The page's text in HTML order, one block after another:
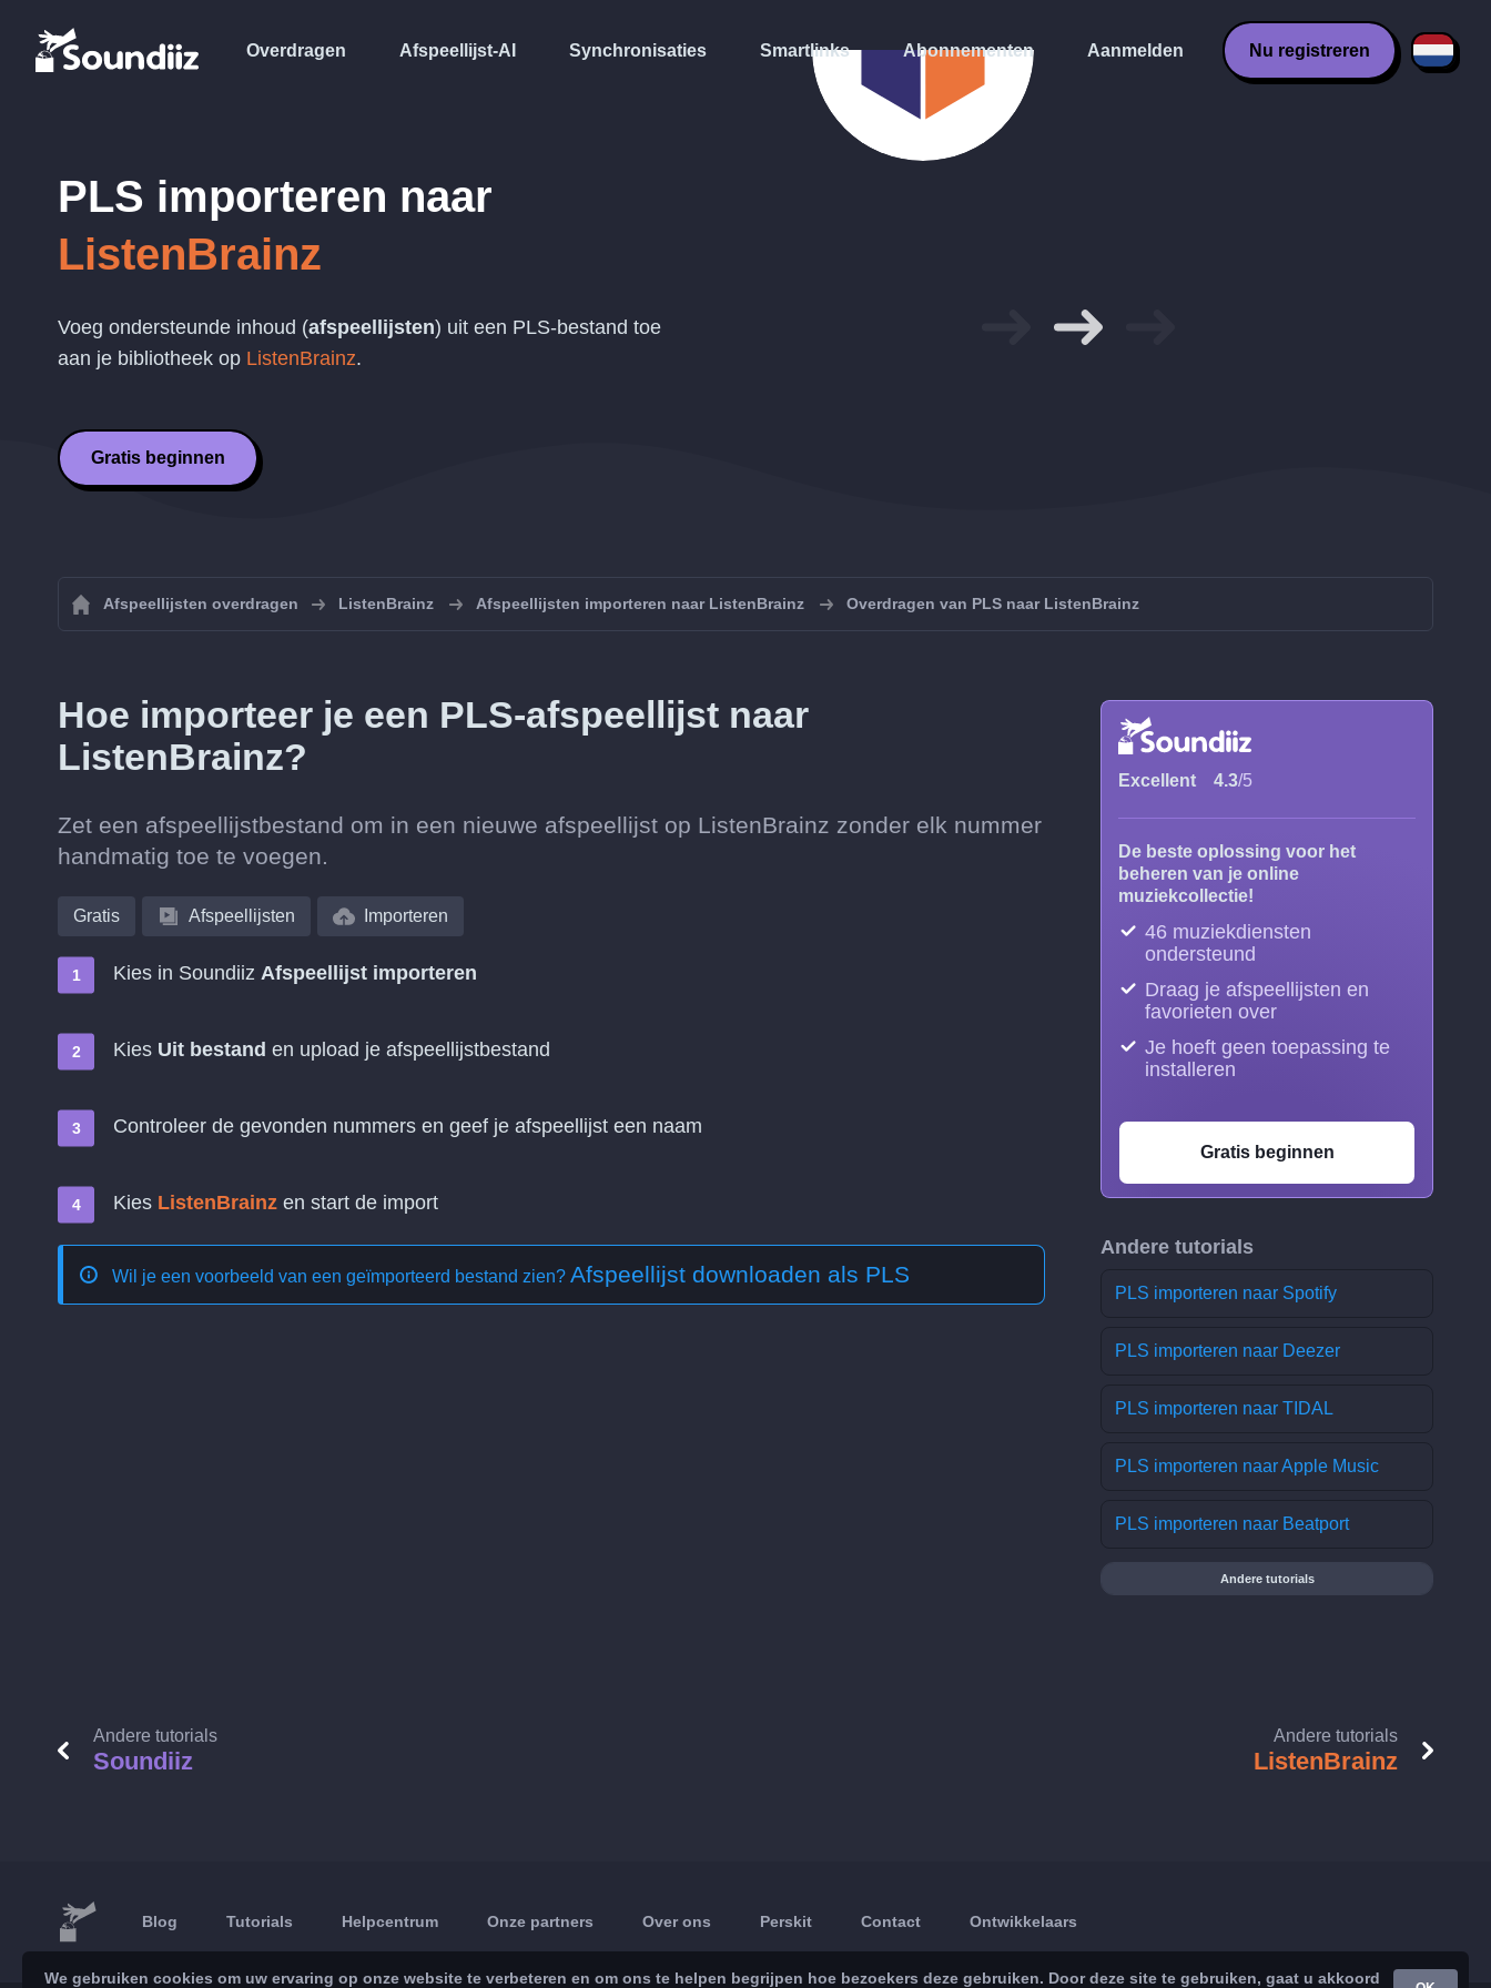
Overdragen Afspeellijst-AI Synchronisaties Smartlinks Abonnementen Aanmelden Nu registreren
PLS importeren naar
ListenBrainz
Voeg ondersteunde inhoud (afspeellijsten) uit een PLS-bestand toe
aan je bibliotheek op ListenBrainz.
Gratis beginnen
Afspeellijsten overdragen ListenBrainz Afspeellijsten importeren naar ListenBrainz Overdragen van PLS naar ListenBrainz
Hoe importeer je een PLS-afspeellijst naar
ListenBrainz?
Zet een afspeellijstbestand om in een nieuwe afspeellijst op ListenBrainz zonder elk nummer
handmatig toe te voegen.
Gratis Afspeellijsten Importeren
Kies in Soundiiz Afspeellijst importeren
Kies Uit bestand en upload je afspeellijstbestand
Controleer de gevonden nummers en geef je afspeellijst een naam
Kies ListenBrainz en start de import
Wil je een voorbeeld van een geïmporteerd bestand zien? Afspeellijst downloaden als PLS
Excellent 4.3/5
De beste oplossing voor het
beheren van je online
muziekcollectie!
46 muziekdiensten
ondersteund
Draag je afspeellijsten en
favorieten over
Je hoeft geen toepassing te
installeren
Gratis beginnen
Andere tutorials
PLS importeren naar Spotify
PLS importeren naar Deezer
PLS importeren naar TIDAL
PLS importeren naar Apple Music
PLS importeren naar Beatport
Andere tutorials
Andere tutorials
Soundiiz
Andere tutorials
ListenBrainz
Blog Tutorials Helpcentrum Onze partners Over ons Perskit Contact Ontwikkelaars
We gebruiken cookies om uw ervaring op onze website te verbeteren en om ons te helpen begrijpen hoe bezoekers deze gebruiken. Door deze site te gebruiken, gaat u akkoord